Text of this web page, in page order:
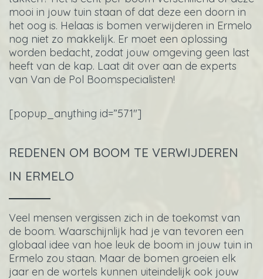
mooi in jouw tuin staan of dat deze een doorn in
het oog is. Helaas is bomen verwijderen in Ermelo
nog niet zo makkelijk. Er moet een oplossing
worden bedacht, zodat jouw omgeving geen last
heeft van de kap. Laat dit over aan de experts
van Van de Pol Boomspecialisten!
[popup_anything id=”571″]
REDENEN OM BOOM TE VERWIJDEREN
IN ERMELO
Veel mensen vergissen zich in de toekomst van
de boom. Waarschijnlijk had je van tevoren een
globaal idee van hoe leuk de boom in jouw tuin in
Ermelo zou staan. Maar de bomen groeien elk
jaar en de wortels kunnen uiteindelijk ook jouw